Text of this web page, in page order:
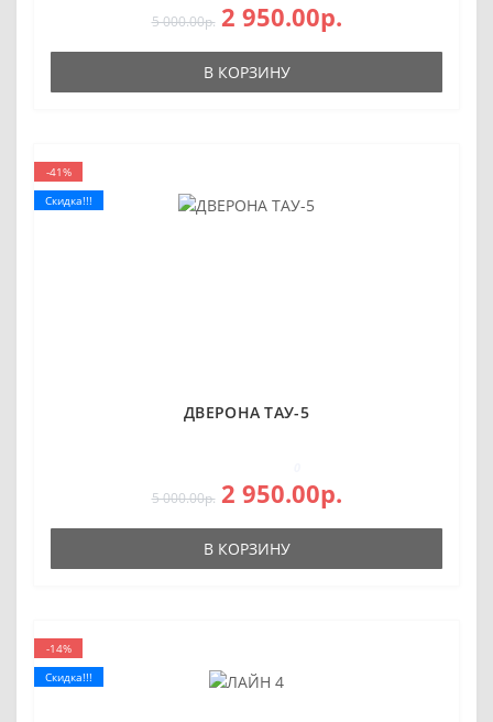
5 000.00р. 2 950.00р.
В КОРЗИНУ
-41%
Скидка!!!
ДВЕРОНА ТАУ-5
5 000.00р. 2 950.00р.
В КОРЗИНУ
-14%
Скидка!!!